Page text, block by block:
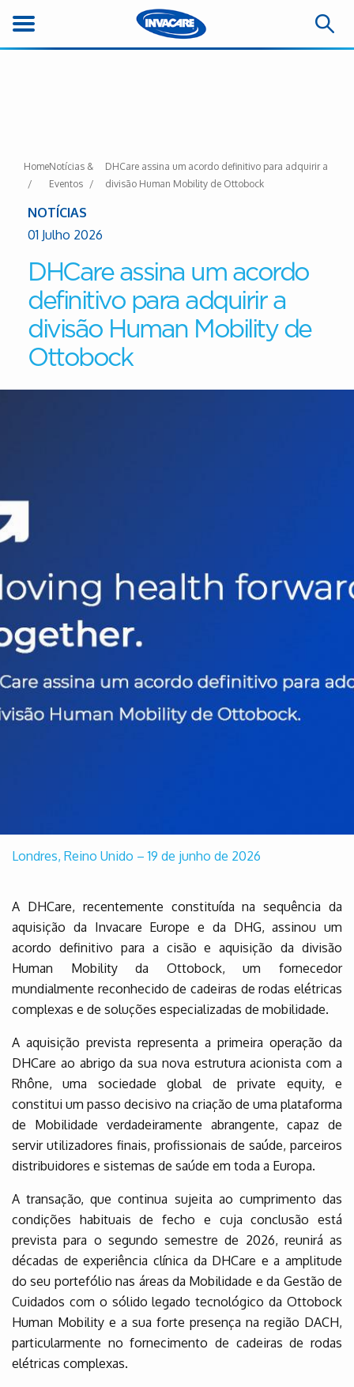
HomeNotícias &
Eventos
DHCare assina um acordo definitivo para adquirir a
divisão Human Mobility de Ottobock
NOTÍCIAS
01 Julho 2026
DHCare assina um acordo
definitivo para adquirir a
divisão Human Mobility de
Ottobock
Londres, Reino Unido – 19 de junho de 2026
A DHCare, recentemente constituída na sequência da
aquisição da Invacare Europe e da DHG, assinou um
acordo definitivo para a cisão e aquisição da divisão
Human Mobility da Ottobock, um fornecedor
mundialmente reconhecido de cadeiras de rodas elétricas
complexas e de soluções especializadas de mobilidade.
A aquisição prevista representa a primeira operação da
DHCare ao abrigo da sua nova estrutura acionista com a
Rhône, uma sociedade global de private equity, e
constitui um passo decisivo na criação de uma plataforma
de Mobilidade verdadeiramente abrangente, capaz de
servir utilizadores finais, profissionais de saúde, parceiros
distribuidores e sistemas de saúde em toda a Europa.
A transação, que continua sujeita ao cumprimento das
condições habituais de fecho e cuja conclusão está
prevista para o segundo semestre de 2026, reunirá as
décadas de experiência clínica da DHCare e a amplitude
do seu portefólio nas áreas da Mobilidade e da Gestão de
Cuidados com o sólido legado tecnológico da Ottobock
Human Mobility e a sua forte presença na região DACH,
particularmente no fornecimento de cadeiras de rodas
elétricas complexas.